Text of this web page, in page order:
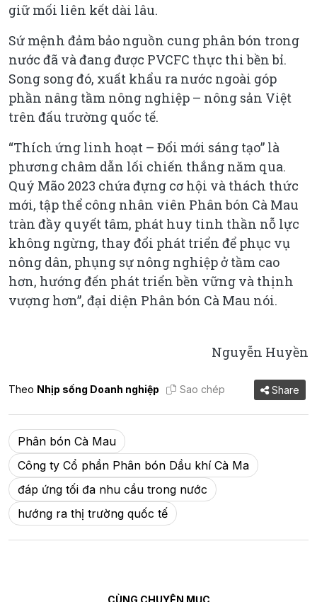
giữ mối liên kết dài lâu.
Sứ mệnh đảm bảo nguồn cung phân bón trong
nước đã và đang được PVCFC thực thi bền bỉ.
Song song đó, xuất khẩu ra nước ngoài góp
phần nâng tầm nông nghiệp – nông sản Việt
trên đấu trường quốc tế.
“Thích ứng linh hoạt – Đổi mới sáng tạo” là
phương châm dẫn lối chiến thắng năm qua.
Quý Mão 2023 chứa đựng cơ hội và thách thức
mới, tập thể công nhân viên Phân bón Cà Mau
tràn đầy quyết tâm, phát huy tinh thần nỗ lực
không ngừng, thay đổi phát triển để phục vụ
nông dân, phụng sự nông nghiệp ở tầm cao
hơn, hướng đến phát triển bền vững và thịnh
vượng hơn”, đại diện Phân bón Cà Mau nói.
Nguyễn Huyền
Theo Nhịp sống Doanh nghiệp Sao chép Share
Phân bón Cà Mau
Công ty Cổ phần Phân bón Dầu khí Cà Ma
đáp ứng tối đa nhu cầu trong nước
hướng ra thị trường quốc tế
CÙNG CHUYÊN MỤC